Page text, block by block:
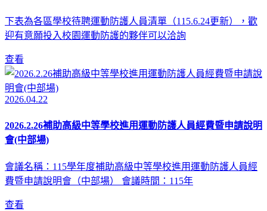
下表為各區學校待聘運動防護人員清單（115.6.24更新），歡
迎有意願投入校園運動防護的夥伴可以洽詢
查看
2026.04.22
2026.2.26補助高級中等學校進用運動防護人員經費暨申請說明
會(中部場)
會議名稱：115學年度補助高級中等學校進用運動防護人員經
費暨申請說明會（中部場） 會議時間：115年
查看